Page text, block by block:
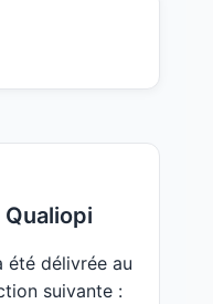
délivrée au
suivante :